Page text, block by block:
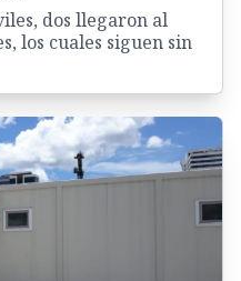
dos llegaron al
los cuales siguen sin